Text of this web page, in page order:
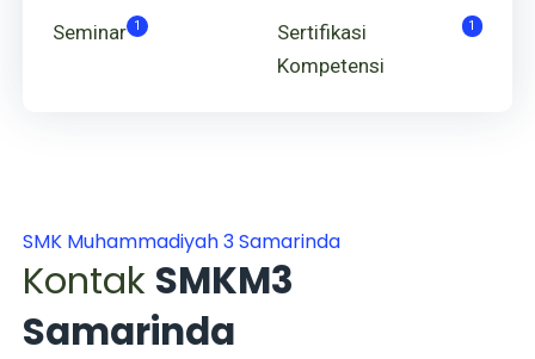
Seminar 1
Sertifikasi
Kompetensi
1
SMK Muhammadiyah 3 Samarinda
Kontak SMKM3
Samarinda